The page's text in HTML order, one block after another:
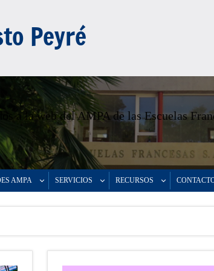
Peyré
a la web del AMPA de las Escuelas
AMPA SERVICIOS RECURSOS